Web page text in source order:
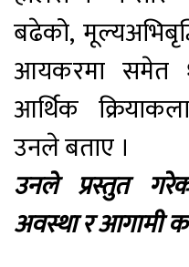
बढेको,
आयकरमा समेत
आर्थिक
उनले बताए ।
उनले प्रस्तुत
अवस्था र आगामी